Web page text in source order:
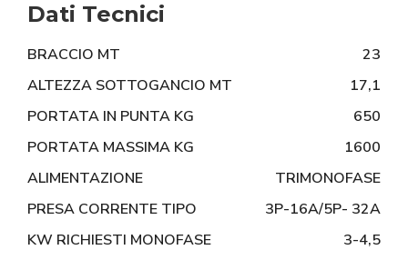
Dati Tecnici
BRACCIO MT
23
ALTEZZA SOTTOGANCIO MT
17,1
PORTATA IN PUNTA KG
650
PORTATA MASSIMA KG
1600
ALIMENTAZIONE
TRIMONOFASE
PRESA CORRENTE TIPO
3P-16A/5P- 32A
KW RICHIESTI MONOFASE
3-4,5